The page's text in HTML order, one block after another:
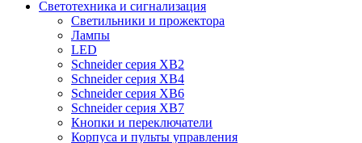
Светотехника и сигнализация
Светильники и прожектора
Лампы
LED
Schneider серия XB2
Schneider серия XB4
Schneider серия XB6
Schneider серия XB7
Кнопки и переключатели
Корпуса и пульты управления